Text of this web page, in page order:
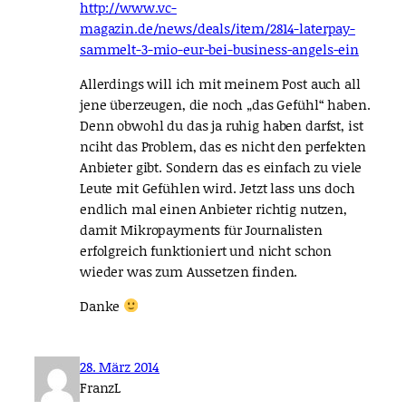
http://www.vc-
magazin.de/news/deals/item/2814-laterpay-
sammelt-3-mio-eur-bei-business-angels-ein
Allerdings will ich mit meinem Post auch all
jene überzeugen, die noch „das Gefühl“ haben.
Denn obwohl du das ja ruhig haben darfst, ist
nciht das Problem, das es nicht den perfekten
Anbieter gibt. Sondern das es einfach zu viele
Leute mit Gefühlen wird. Jetzt lass uns doch
endlich mal einen Anbieter richtig nutzen,
damit Mikropayments für Journalisten
erfolgreich funktioniert und nicht schon
wieder was zum Aussetzen finden.
Danke
28. März 2014
FranzL